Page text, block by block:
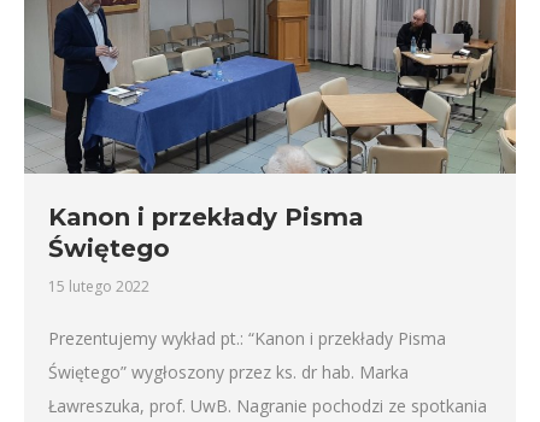
Kanon i przekłady Pisma
Świętego
15 lutego 2022
Prezentujemy wykład pt.: “Kanon i przekłady Pisma
Świętego” wygłoszony przez ks. dr hab. Marka
Ławreszuka, prof. UwB. Nagranie pochodzi ze spotkania